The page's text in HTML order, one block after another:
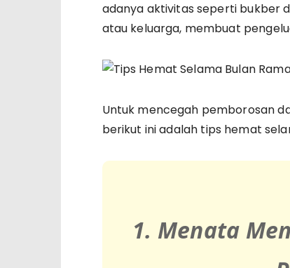
adanya aktivitas seperti bukber
atau keluarga, membuat
Untuk mencegah pemborosan
berikut ini adalah tips hemat
1. Menata